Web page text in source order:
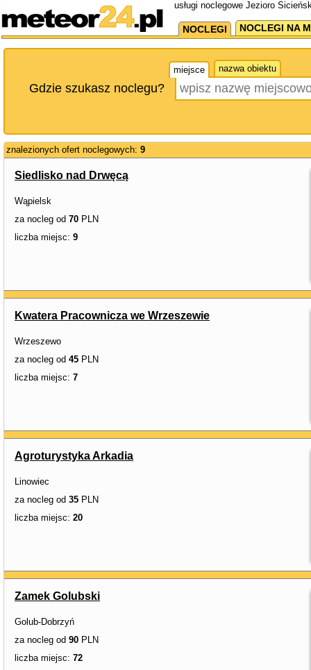
usługi noclegowe Jezioro
NOCLEGI NOCLEGI NA
miejsce nazwa obiektu
Gdzie szukasz noclegu?
znalezionych ofert noclegowych: 9
Siedlisko nad Drwęcą
Wąpielsk
za nocleg od 70 PLN
liczba miejsc: 9
Kwatera Pracownicza we Wrzeszewie
Wrzeszewo
za nocleg od 45 PLN
liczba miejsc: 7
Agroturystyka Arkadia
Linowiec
za nocleg od 35 PLN
liczba miejsc: 20
Zamek Golubski
Golub-Dobrzyń
za nocleg od 90 PLN
liczba miejsc: 72